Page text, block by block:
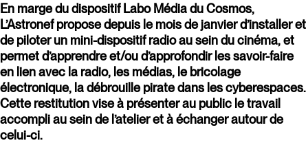
En marge du dispositif Labo Média du Cosmos,
L’Astronef propose depuis le mois de janvier d’installer et
de piloter un mini-dispositif radio au sein du cinéma, et
permet d’apprendre et/ou d’approfondir les savoir-faire
en lien avec la radio, les médias, le bricolage
électronique, la débrouille pirate dans les cyberespaces.
Cette restitution vise à présenter au public le travail
accompli au sein de l’atelier et à échanger autour de
celui-ci.